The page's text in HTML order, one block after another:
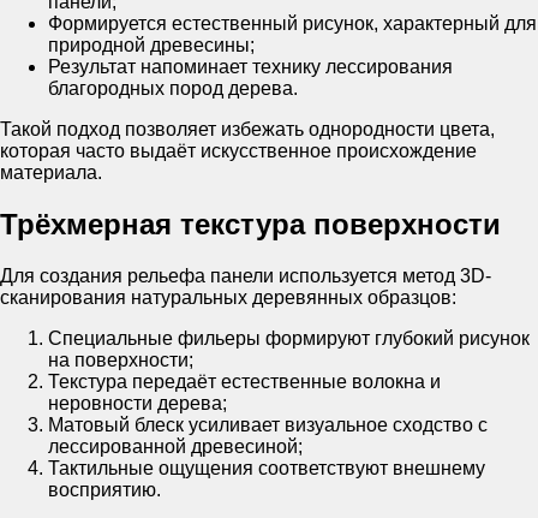
Формируется естественный рисунок, характерный для
природной древесины;
Результат напоминает технику лессирования
благородных пород дерева.
Такой подход позволяет избежать однородности цвета,
которая часто выдаёт искусственное происхождение
материала.
Трёхмерная текстура поверхности
Для создания рельефа панели используется метод 3D-
сканирования натуральных деревянных образцов:
Специальные фильеры формируют глубокий рисунок
на поверхности;
Текстура передаёт естественные волокна и
неровности дерева;
Матовый блеск усиливает визуальное сходство с
лессированной древесиной;
Тактильные ощущения соответствуют внешнему
восприятию.